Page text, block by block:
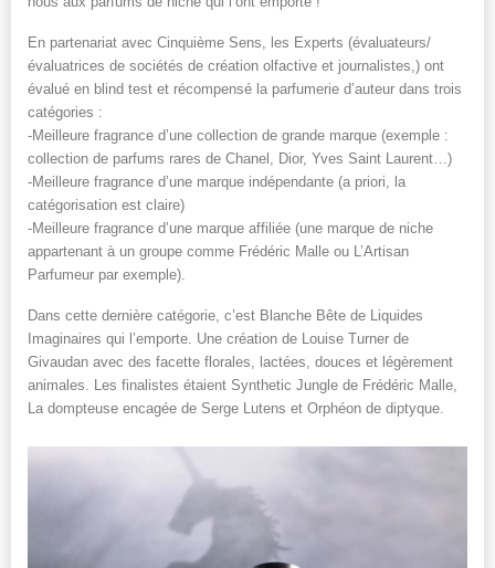
En partenariat avec Cinquième Sens, les Experts (évaluateurs/
évaluatrices de sociétés de création olfactive et journalistes,) ont
évalué en blind test et récompensé la parfumerie d’auteur dans trois
catégories :
-Meilleure fragrance d’une collection de grande marque (exemple :
collection de parfums rares de Chanel, Dior, Yves Saint Laurent…)
-Meilleure fragrance d’une marque indépendante (a priori, la
catégorisation est claire)
-Meilleure fragrance d’une marque affiliée (une marque de niche
appartenant à un groupe comme Frédéric Malle ou L’Artisan
Parfumeur par exemple).
Dans cette dernière catégorie, c’est Blanche Bête de Liquides
Imaginaires qui l’emporte. Une création de Louise Turner de
Givaudan avec des facette florales, lactées, douces et légèrement
animales. Les finalistes étaient Synthetic Jungle de Frédéric Malle,
La dompteuse encagée de Serge Lutens et Orphéon de diptyque.